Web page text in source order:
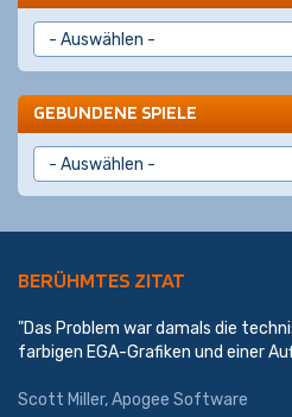
GEBUNDENE SPIELE
BERÜHMTES ZITAT
"Das Problem war damals die
farbigen EGA-Grafiken und einer
Scott Miller,Apogee Software